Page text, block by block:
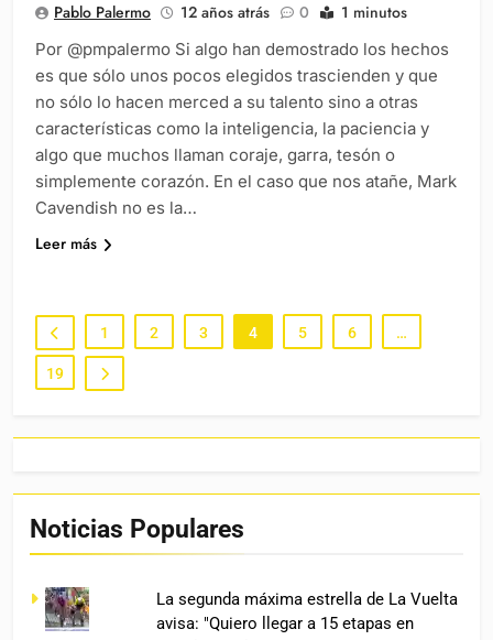
Pablo Palermo 12 años atrás 0 1 minutos
Por @pmpalermo Si algo han demostrado los hechos
es que sólo unos pocos elegidos trascienden y que
no sólo lo hacen merced a su talento sino a otras
características como la inteligencia, la paciencia y
algo que muchos llaman coraje, garra, tesón o
simplemente corazón. En el caso que nos atañe, Mark
Cavendish no es la…
Leer más
1 2 3 4 5 6 …
19
Noticias Populares
La segunda máxima estrella de La Vuelta
avisa: "Quiero llegar a 15 etapas en